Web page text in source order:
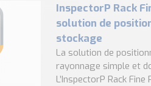
InspectorP Rack
solution de
stockage
La solution de
rayonnage simple et
L’InspectorP Rack